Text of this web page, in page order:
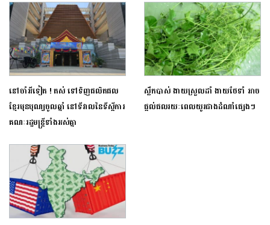
នៅចាំអីទៀត ! តស់ ទៅទិញផលិតផល
ខ្មែរមុនបុណ្យចូលឆ្នាំ នៅទីវាលនៃទីស្ដីការ
គណៈរដ្ឋមន្ត្រីទាំងអស់គ្នា
ស្លឹកបាស់ ងាយស្រួលដាំ ងាយថែទាំ អាច
ផ្តល់ផលរយៈពេលយូរជាងដំណាំផ្សេងៗ